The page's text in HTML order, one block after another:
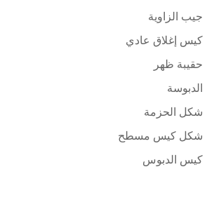
جيب الزاوية
كيس إغلاق عادي
حقيبة ظهر
الدبوسة
شكل الحزمة
شكل كيس مسطح
كيس الدبوس